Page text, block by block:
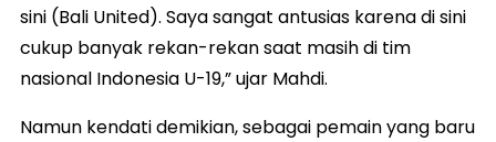
sini (Bali United). Saya sangat antusias karena di sini
cukup banyak rekan-rekan saat masih di tim
nasional Indonesia U-19,” ujar Mahdi.
Namun kendati demikian, sebagai pemain yang baru